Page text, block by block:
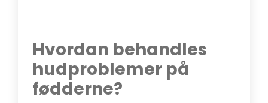
Hvordan behandles
hudproblemer på
fødderne?